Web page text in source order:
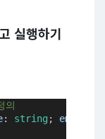
실행하기
의
: string ; email